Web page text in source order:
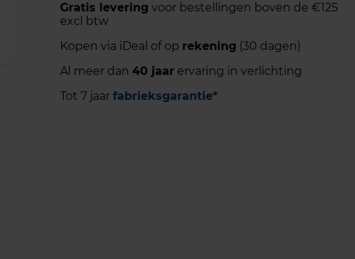
Gratis levering voor bestellingen boven de €125
excl btw
Kopen via iDeal of op rekening (30 dagen)
Al meer dan 40 jaarervaring in verlichting
Tot 7 jaar fabrieksgarantie*